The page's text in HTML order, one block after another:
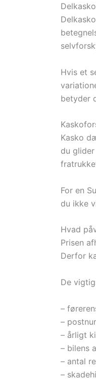
Delkasko
Hvis et
betyder
Kasko
du
For en
du ikke
Hvad
Prisen
Derfor
De
–
–
– årligt
– bilens
– antal
–